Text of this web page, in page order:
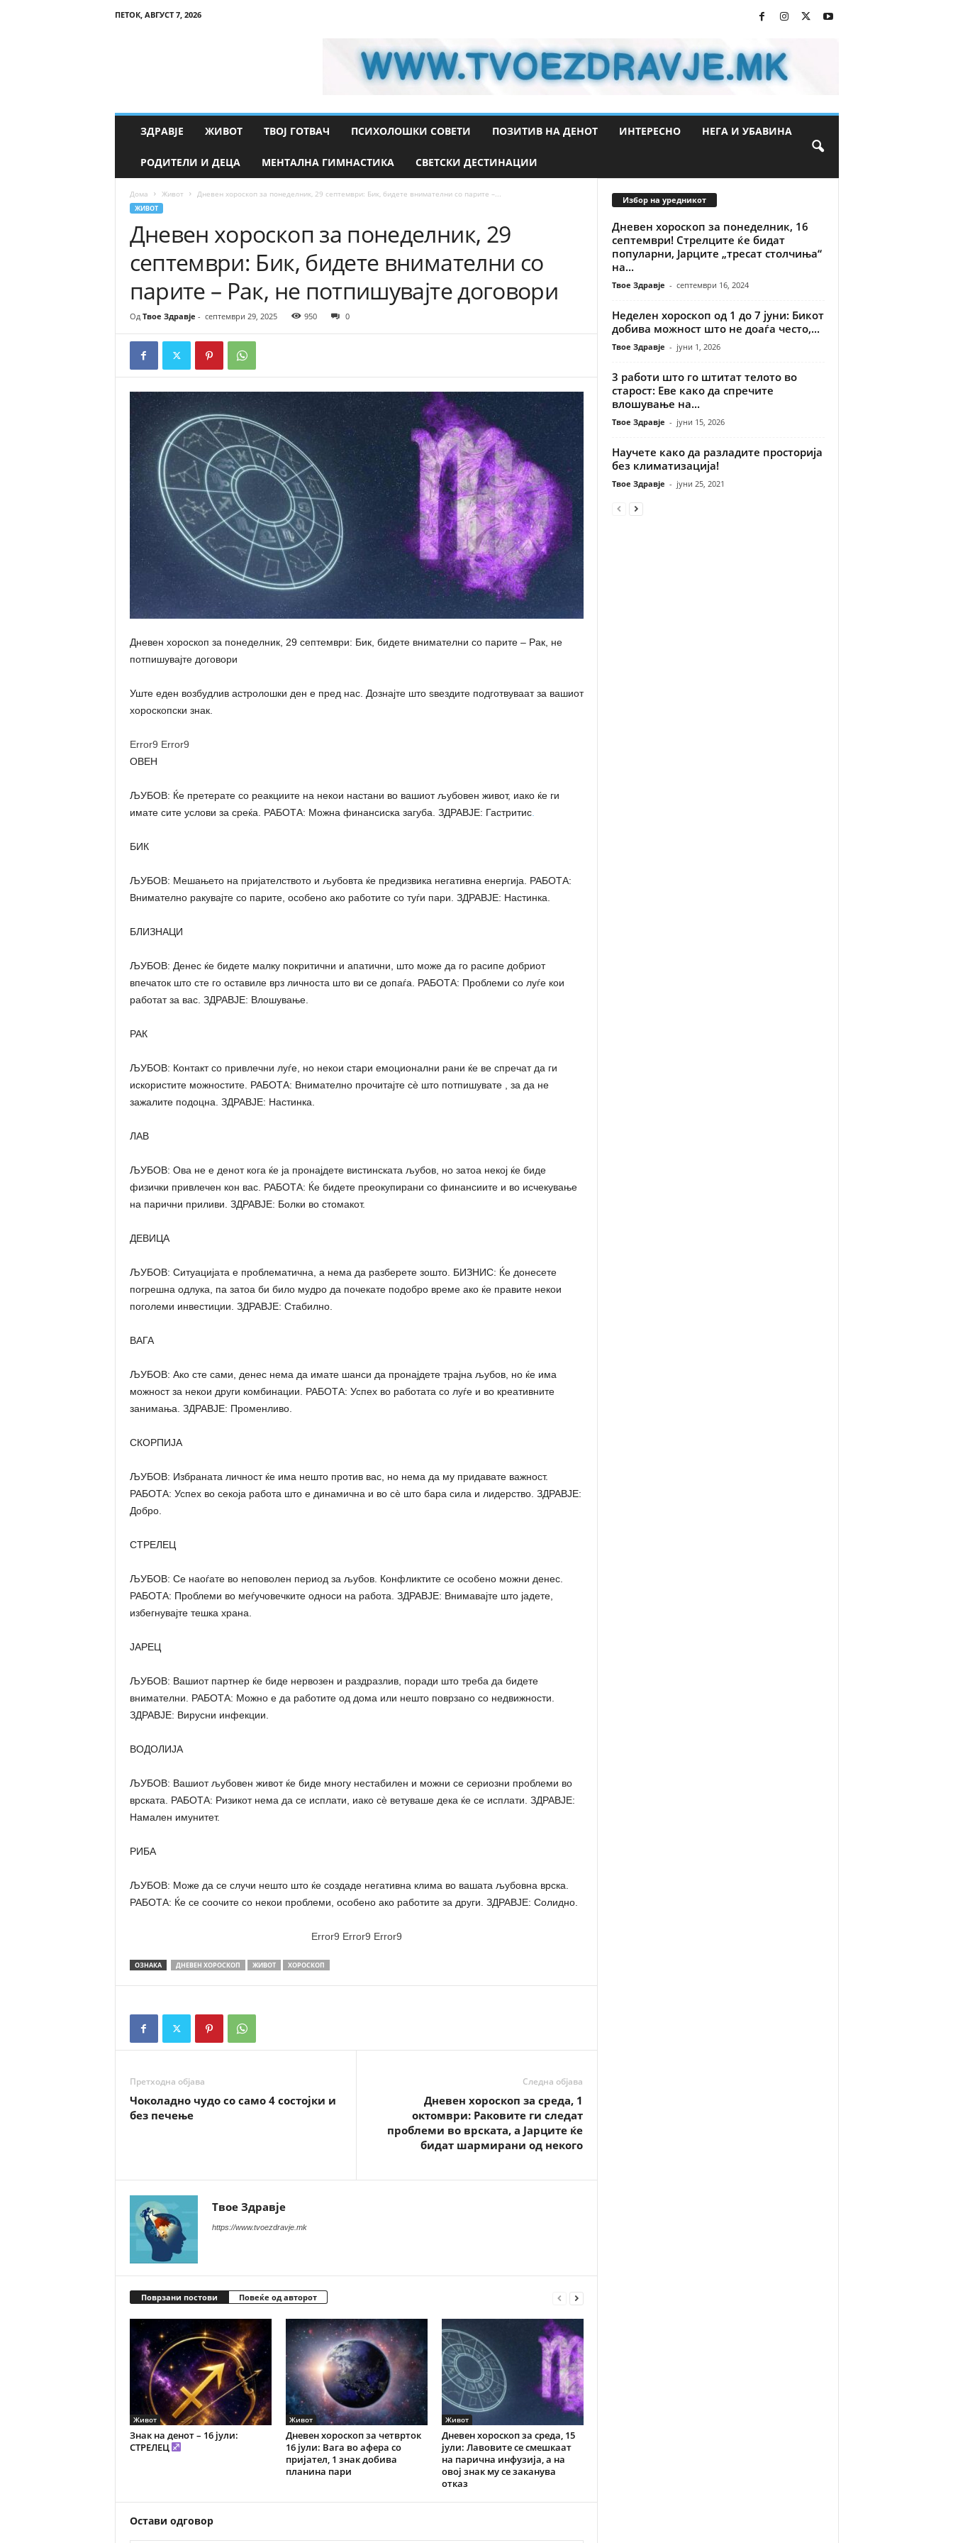
ПЕТОК, АВГУСТ 7, 2026
ЗДРАВЈЕ ЖИВОТ ТВОЈ ГОТВАЧ ПСИХОЛОШКИ СОВЕТИ ПОЗИТИВ НА ДЕНОТ ИНТЕРЕСНО НЕГА И УБАВИНА
РОДИТЕЛИ И ДЕЦА МЕНТАЛНА ГИМНАСТИКА СВЕТСКИ ДЕСТИНАЦИИ
Дома Живот Дневен хороскоп за понеделник, 29 септември: Бик, бидете внимателни со парите –...
ЖИВОТ
Дневен хороскоп за понеделник, 29
септември: Бик, бидете внимателни со
парите – Рак, не потпишувајте договори
Од Твое Здравје - септември 29, 2025 950 0
Дневен хороскоп за понеделник, 29 септември: Бик, бидете внимателни со парите – Рак, не
потпишувајте договори
Уште еден возбудлив астролошки ден е пред нас. Дознајте што ѕвездите подготвуваат за вашиот
хороскопски знак.
Error9 Error9
ОВЕН
ЉУБОВ: Ќе претерате со реакциите на некои настани во вашиот љубовен живот, иако ќе ги
имате сите услови за среќа. РАБОТА: Можна финансиска загуба. ЗДРАВЈЕ: Гастритис.
БИК
ЉУБОВ: Мешањето на пријателството и љубовта ќе предизвика негативна енергија. РАБОТА:
Внимателно ракувајте со парите, особено ако работите со туѓи пари. ЗДРАВЈЕ: Настинка.
БЛИЗНАЦИ
ЉУБОВ: Денес ќе бидете малку покритични и апатични, што може да го расипе добриот
впечаток што сте го оставиле врз личноста што ви се допаѓа. РАБОТА: Проблеми со луѓе кои
работат за вас. ЗДРАВЈЕ: Влошување.
РАК
ЉУБОВ: Контакт со привлечни луѓе, но некои стари емоционални рани ќе ве спречат да ги
искористите можностите. РАБОТА: Внимателно прочитајте сè што потпишувате , за да не
зажалите подоцна. ЗДРАВЈЕ: Настинка.
ЛАВ
ЉУБОВ: Ова не е денот кога ќе ја пронајдете вистинската љубов, но затоа некој ќе биде
физички привлечен кон вас. РАБОТА: Ќе бидете преокупирани со финансиите и во исчекување
на парични приливи. ЗДРАВЈЕ: Болки во стомакот.
ДЕВИЦА
ЉУБОВ: Ситуацијата е проблематична, а нема да разберете зошто. БИЗНИС: Ќе донесете
погрешна одлука, па затоа би било мудро да почекате подобро време ако ќе правите некои
поголеми инвестиции. ЗДРАВЈЕ: Стабилно.
ВАГА
ЉУБОВ: Ако сте сами, денес нема да имате шанси да пронајдете трајна љубов, но ќе има
можност за некои други комбинации. РАБОТА: Успех во работата со луѓе и во креативните
занимања. ЗДРАВЈЕ: Променливо.
СКОРПИЈА
ЉУБОВ: Избраната личност ќе има нешто против вас, но нема да му придавате важност.
РАБОТА: Успех во секоја работа што е динамична и во сè што бара сила и лидерство. ЗДРАВЈЕ:
Добро.
СТРЕЛЕЦ
ЉУБОВ: Се наоѓате во неповолен период за љубов. Конфликтите се особено можни денес.
РАБОТА: Проблеми во меѓучовечките односи на работа. ЗДРАВЈЕ: Внимавајте што јадете,
избегнувајте тешка храна.
ЈАРЕЦ
ЉУБОВ: Вашиот партнер ќе биде нервозен и раздразлив, поради што треба да бидете
внимателни. РАБОТА: Можно е да работите од дома или нешто поврзано со недвижности.
ЗДРАВЈЕ: Вирусни инфекции.
ВОДОЛИЈА
ЉУБОВ: Вашиот љубовен живот ќе биде многу нестабилен и можни се сериозни проблеми во
врската. РАБОТА: Ризикот нема да се исплати, иако сè ветуваше дека ќе се исплати. ЗДРАВЈЕ:
Намален имунитет.
РИБА
ЉУБОВ: Може да се случи нешто што ќе создаде негативна клима во вашата љубовна врска.
РАБОТА: Ќе се соочите со некои проблеми, особено ако работите за други. ЗДРАВЈЕ: Солидно.
Error9 Error9 Error9
ОЗНАКА ДНЕВЕН ХОРОСКОП ЖИВОТ ХОРОСКОП
Претходна објава
Чоколадно чудо со само 4 состојки и
без печење
Следна објава
Дневен хороскоп за среда, 1
октомври: Раковите ги следат
проблеми во врската, а Јарците ќе
бидат шармирани од некого
Твое Здравје
https://www.tvoezdravje.mk
Поврзани постови Повеќе од авторот
Живот
Знак на денот – 16 јули:
СТРЕЛЕЦ
Живот
Дневен хороскоп за четврток
16 јули: Вага во афера со
пријател, 1 знак добива
планина пари
Живот
Дневен хороскоп за среда, 15
јули: Лавовите се смешкаат
на парична инфузија, а на
овој знак му се заканува
отказ
Остави одговор
Избор на уредникот
Дневен хороскоп за понеделник, 16
септември! Стрелците ќе бидат
популарни, Јарците „тресат столчиња“
на...
Твое Здравје - септември 16, 2024
Неделен хороскоп од 1 до 7 јуни: Бикот
добива можност што не доаѓа често,...
Твое Здравје - јуни 1, 2026
3 работи што го штитат телото во
старост: Еве како да спречите
влошување на...
Твое Здравје - јуни 15, 2026
Научете како да разладите просторија
без климатизација!
Твое Здравје - јуни 25, 2021